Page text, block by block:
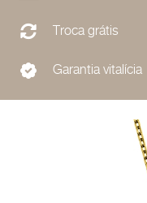
Troca grátis
Garantia vitalícia